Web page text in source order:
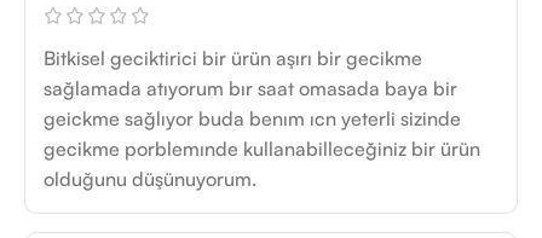
Bitkisel geciktirici bir ürün aşırı bir gecikme
sağlamada atıyorum bır saat omasada baya bir
geickme sağlıyor buda benım ıcn yeterli sizinde
gecikme porblemınde kullanabilleceğiniz bir ürün
olduğunu düşünuyorum.